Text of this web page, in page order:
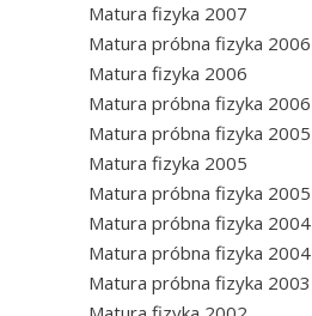
Matura fizyka 2007
Matura próbna fizyka 2006
Matura fizyka 2006
Matura próbna fizyka 2006
Matura próbna fizyka 2005
Matura fizyka 2005
Matura próbna fizyka 2005
Matura próbna fizyka 2004
Matura próbna fizyka 2004
Matura próbna fizyka 2003